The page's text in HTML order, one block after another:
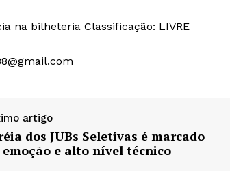
na bilheteria Classificação: LIVRE
artigo
dos JUBs Seletivas é marcado
e alto nível técnico